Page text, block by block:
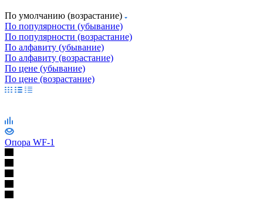
По умолчанию (возрастание)
По популярности (убывание)
По популярности (возрастание)
По алфавиту (убывание)
По алфавиту (возрастание)
По цене (убывание)
По цене (возрастание)
Опора WF-1